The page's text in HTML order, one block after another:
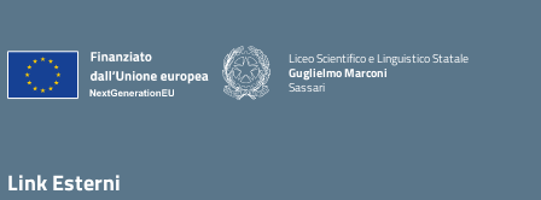
Liceo Scientifico e Linguistico Statale
Guglielmo Marconi
Sassari
Link Esterni